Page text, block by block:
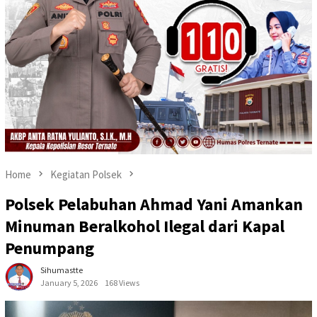
Home Kegiatan Polsek
Polsek Pelabuhan Ahmad Yani Amankan
Minuman Beralkohol Ilegal dari Kapal
Penumpang
Sihumastte
January 5, 2026
168 Views